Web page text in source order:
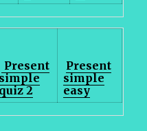
Present
simple
quiz 2
Present
simple
easy